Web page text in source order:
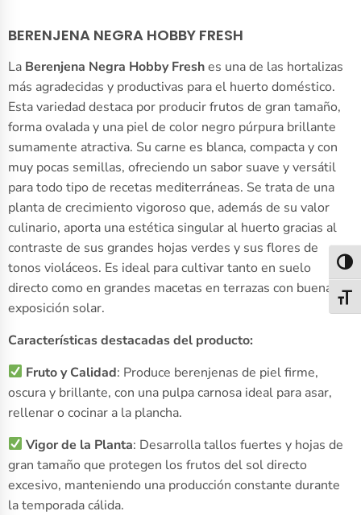
BERENJENA NEGRA HOBBY FRESH
La Berenjena Negra Hobby Freshes una de las hortalizas
más agradecidas y productivas para el huerto doméstico.
Esta variedad destaca por producir frutos de gran tamaño,
forma ovalada y una piel de color negro púrpura brillante
sumamente atractiva. Su carne es blanca, compacta y con
muy pocas semillas, ofreciendo un sabor suave y versátil
para todo tipo de recetas mediterráneas. Se trata de una
planta de crecimiento vigoroso que, además de su valor
culinario, aporta una estética singular al huerto gracias al
contraste de sus grandes hojas verdes y sus flores de
tonos violáceos. Es ideal para cultivar tanto en suelo
directo como en grandes macetas en terrazas con buena
exposición solar.
Características destacadas del producto:
Fruto y Calidad: Produce berenjenas de piel firme,
oscura y brillante, con una pulpa carnosa ideal para asar,
rellenar o cocinar a la plancha.
Vigor de la Planta: Desarrolla tallos fuertes y hojas de
gran tamaño que protegen los frutos del sol directo
excesivo, manteniendo una producción constante durante
la temporada cálida.